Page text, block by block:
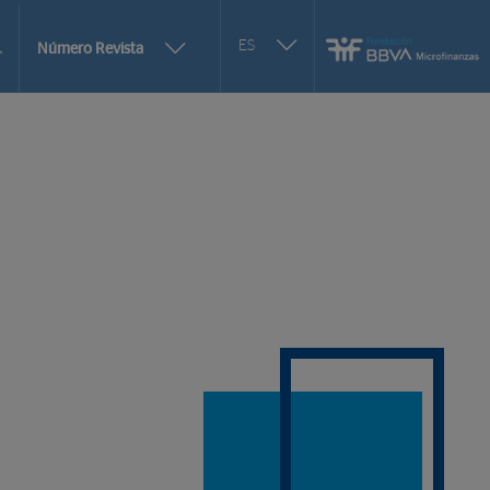
Número RevistaMás ESSeleccionar